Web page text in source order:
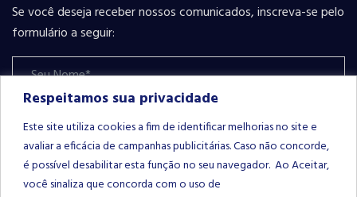
Respeitamos sua privacidade
Este site utiliza cookies a fim de identificar melhorias no site e
avaliar a eficácia de campanhas publicitárias. Caso não concorde,
é possível desabilitar esta função no seu navegador. Ao Aceitar,
você sinaliza que concorda com o uso de
Se você deseja receber nossos comunicados, inscreva-se pelo
formulário a seguir:
Please leave this field empty.INSCREVER-SE